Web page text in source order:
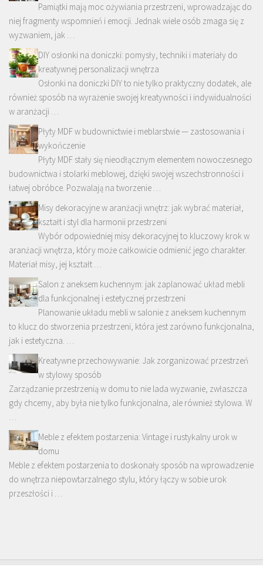
Pamiątki mają moc ożywiania przestrzeni, wprowadzając do
niej fragmenty wspomnień i emocji. Jednak wiele osób zmaga się z
wyzwaniem, jak …
DIY osłonki na doniczki: pomysły, techniki i materiały do
kreatywnej personalizacji wnętrza
Osłonki na doniczki DIY to nie tylko praktyczny dodatek, ale
również sposób na wyrażenie swojej kreatywności i indywidualności
w aranżacji …
Płyty MDF w budownictwie i meblarstwie — zastosowania i
wykończenie
Płyty MDF stały się nieodłącznym elementem nowoczesnego
budownictwa i stolarki meblowej, dzięki swojej wszechstronności i
łatwej obróbce. Pozwalają na tworzenie …
Misy dekoracyjne w aranżacji wnętrz: jak wybrać materiał,
kształt i styl dla harmonii przestrzeni
Wybór odpowiedniej misy dekoracyjnej to kluczowy krok w
aranżacji wnętrza, który może całkowicie odmienić jego charakter.
Materiał misy, jej kształt …
Salon z aneksem kuchennym: jak zaplanować układ mebli
dla funkcjonalnej i estetycznej przestrzeni
Planowanie układu mebli w salonie z aneksem kuchennym
to klucz do stworzenia przestrzeni, która jest zarówno funkcjonalna,
jak i estetyczna. …
Kreatywne przechowywanie: Jak zorganizować przestrzeń
w stylowy sposób
Zarządzanie przestrzenią w domu to nie lada wyzwanie, zwłaszcza
gdy chcemy, aby była nie tylko funkcjonalna, ale również stylowa. W
…
Meble z efektem postarzenia: Vintage i rustykalny urok w
domu
Meble z efektem postarzenia to doskonały sposób na wprowadzenie
do wnętrza niepowtarzalnego stylu, który łączy w sobie urok
przeszłości i …